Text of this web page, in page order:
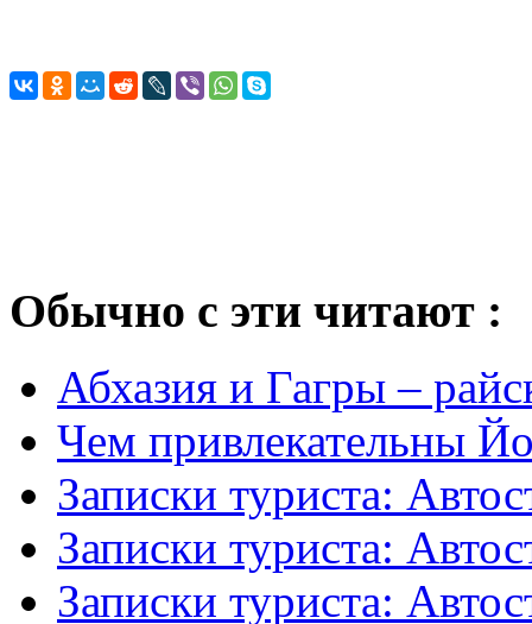
Обычно с эти читают :
Абхазия и Гагры –
Чем привлекательны
Записки туриста:
Записки туриста:
Записки туриста: